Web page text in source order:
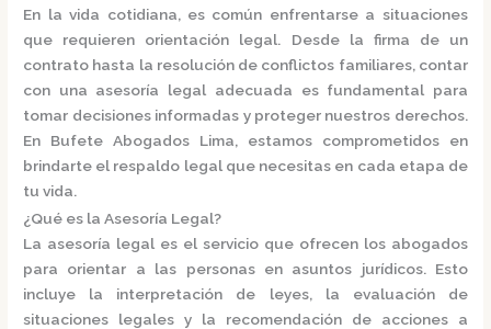
En la vida cotidiana, es común enfrentarse a situaciones
que requieren orientación legal. Desde la firma de un
contrato hasta la resolución de conflictos familiares, contar
con una asesoría legal adecuada es fundamental para
tomar decisiones informadas y proteger nuestros derechos.
En Bufete Abogados Lima, estamos comprometidos en
brindarte el respaldo legal que necesitas en cada etapa de
tu vida.​
¿Qué es la Asesoría Legal?
La asesoría legal es el servicio que ofrecen los abogados
para orientar a las personas en asuntos jurídicos. Esto
incluye la interpretación de leyes, la evaluación de
situaciones legales y la recomendación de acciones a